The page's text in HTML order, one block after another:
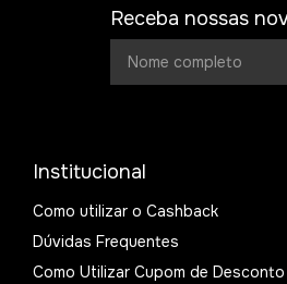
Receba nossas
Institucional
Como utilizar o Cashback
Dúvidas Frequentes
Como Utilizar Cupom de Desconto